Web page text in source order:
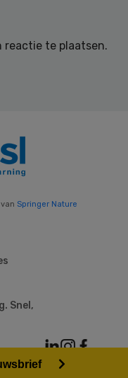
reactie te plaatsen.
Springer Nature
Snel,